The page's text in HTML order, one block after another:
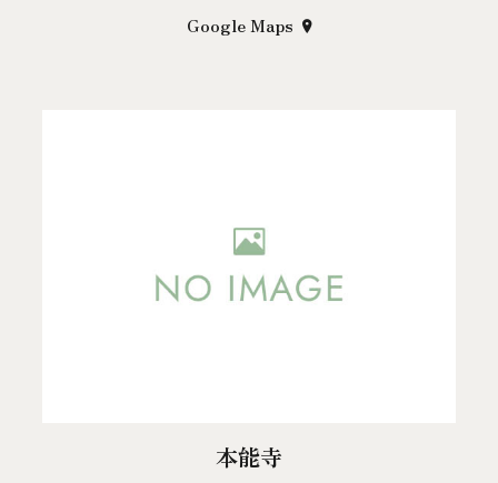
Google Maps
本能寺